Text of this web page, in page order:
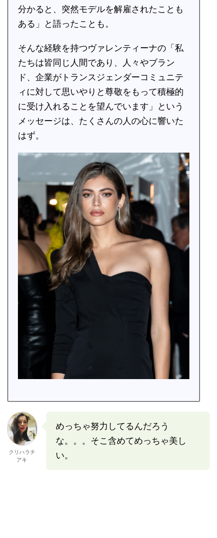
分かると、突然モデルを解雇されたことも
ある」と語ったことも。
そんな経験を持つヴァレンティーナの「私
たちは皆同じ人間であり、人々やブラン
ド、企業がトランスジェンダーコミュニテ
ィに対して思いやりと尊敬をもって積極的
に受け入れることを望んでいます」という
メッセージは、たくさんの人の心に響いた
はず。
クリハラチ
アキ
めっちゃ努力してるんだろう
な。。。そこ含めてめっちゃ美し
い。